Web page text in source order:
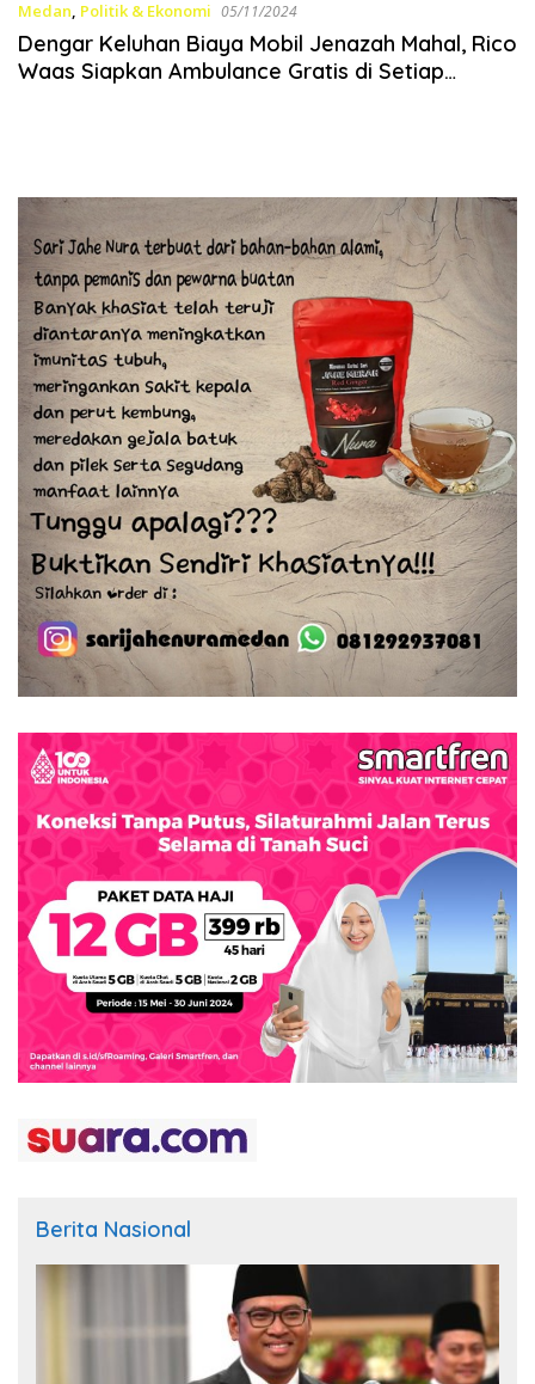
Medan, Politik & Ekonomi 05/11/2024
Dengar Keluhan Biaya Mobil Jenazah Mahal, Rico
Waas Siapkan Ambulance Gratis di Setiap
Berita Nasional